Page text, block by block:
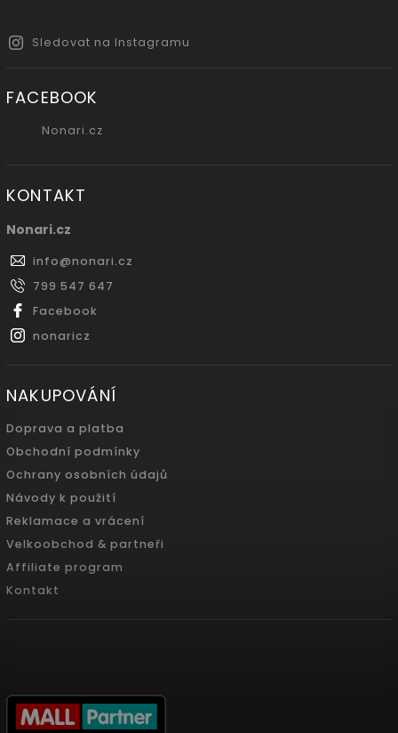
Sledovat na Instagramu
FACEBOOK
Nonari.cz
KONTAKT
Nonari.cz
info@nonari.cz
799 547 647
Facebook
nonaricz
NAKUPOVÁNÍ
Doprava a platba
Obchodní podmínky
Ochrany osobních údajů
Návody k použití
Reklamace a vrácení
Velkoobchod & partneři
Affiliate program
Kontakt